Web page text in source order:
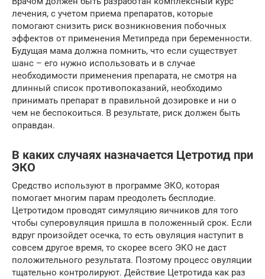
лечения, с учетом приема препаратов, которые
помогают снизить риск возникновения побочных
эффектов от применения Метипреда при беременности.
Будущая мама должна помнить, что если существует
шанс – его нужно использовать и в случае
необходимости применения препарата, не смотря на
длинный список противопоказаний, необходимо
принимать препарат в правильной дозировке и ни о
чем не беспокоиться. В результате, риск должен быть
оправдан.
В каких случаях назначается Цетротид при
ЭКО
Средство используют в программе ЭКО, которая
помогает многим парам преодолеть бесплодие.
Цетротидом проводят симуляцию яичников для того
чтобы суперовуляция пришла в положенный срок. Если
вдруг произойдет осечка, то есть овуляция наступит в
совсем другое время, то скорее всего ЭКО не даст
положительного результата. Поэтому процесс овуляции
тщательно контролируют. Действие Цетротида как раз